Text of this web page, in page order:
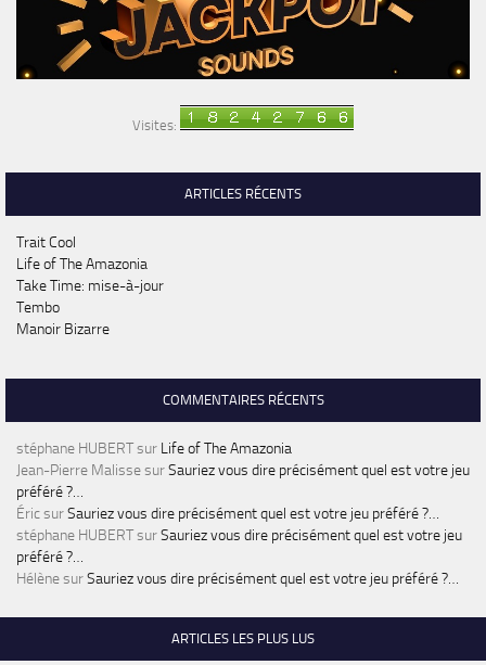
Visites:
ARTICLES RÉCENTS
Trait Cool
Life of The Amazonia
Take Time: mise-à-jour
Tembo
Manoir Bizarre
COMMENTAIRES RÉCENTS
stéphane HUBERTsur Life of The Amazonia
Jean-Pierre MalissesurSauriez vous dire précisément quel est votre jeu
préféré ?…
ÉricsurSauriez vous dire précisément quel est votre jeu préféré ?…
stéphane HUBERTsurSauriez vous dire précisément quel est votre jeu
préféré ?…
HélènesurSauriez vous dire précisément quel est votre jeu préféré ?…
ARTICLES LES PLUS LUS